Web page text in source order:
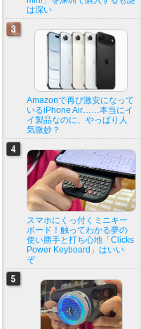
は深い
Amazonで再び激安になって
いるiPhone Air……本当にイ
イ製品なのに、やっぱり人
気微妙？
スマホにくっ付くミニキー
ボード！触ってわかる夢の
使い勝手と打ち心地「Clicks
Power Keyboard」はいい
ぞ